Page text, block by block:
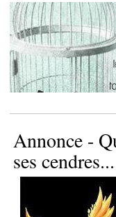
Annonce -
ses cendres...